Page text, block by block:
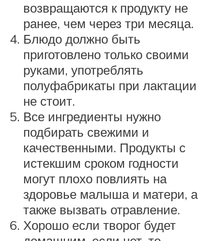
возвращаются к продукту не
ранее, чем через три месяца.
Блюдо должно быть
приготовлено только своими
руками, употреблять
полуфабрикаты при лактации
не стоит.
Все ингредиенты нужно
подбирать свежими и
качественными. Продукты с
истекшим сроком годности
могут плохо повлиять на
здоровье малыша и матери, а
также вызвать отравление.
Хорошо если творог будет